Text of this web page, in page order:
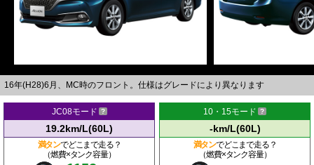
16年(H28)6月、MC時のフロント。仕様はグレードにより異なります
JC08モード
19.2km/L(60L)
満タンでどこまで走る？
（燃費×タンク容量）
10・15モード
-km/L(60L)
満タンでどこまで走る？
（燃費×タンク容量）